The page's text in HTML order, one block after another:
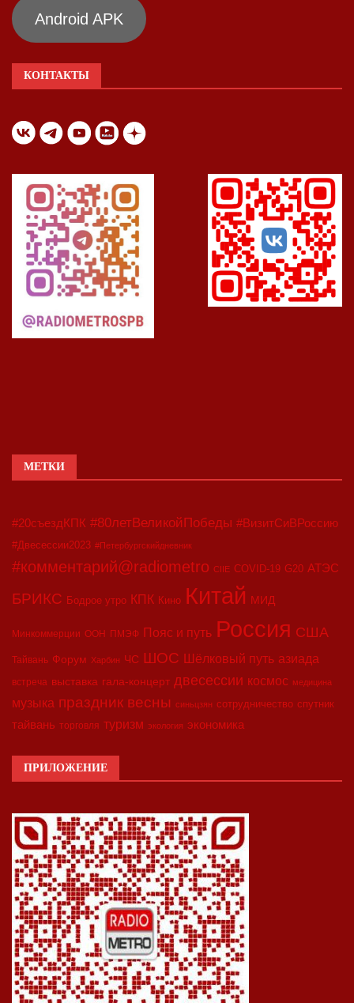
Android APK
КОНТАКТЫ
МЕТКИ
#20съездКПК #80летВеликойПобеды #ВизитСиВРоссию
#Двесессии2023 #Петербургскийдневник
#комментарий@radiometro CIIE COVID-19 G20 АТЭС
БРИКС Бодрое утро КПК Кино Китай МИД
Минкоммерции ООН ПМЭФ Пояс и путь Россия США
Тайвань Форум Харбин ЧС ШОС Шёлковый путь азиада
встреча выставка гала-концерт двесессии космос медицина
музыка праздник весны синьцзян сотрудничество спутник
тайвань торговля туризм экология экономика
ПРИЛОЖЕНИЕ